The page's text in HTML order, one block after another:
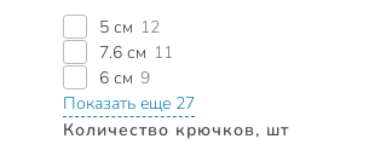
5 см 12
7.6 см 11
6 см 9
Показать еще 27
Количество крючков, шт